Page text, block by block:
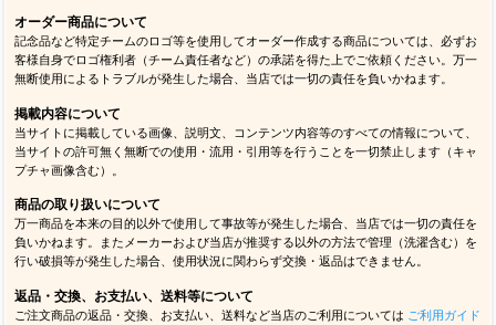
オーダー商品について
記念品など特定チームのロゴ等を使用してオーダー作成する商品については、必ずお
客様自身でロゴ権利者（チーム責任者など）の承諾を得た上でご依頼ください。万一
無断使用によるトラブルが発生した場合、当店では一切の責任を負いかねます。
掲載内容について
当サイトに掲載している画像、説明文、コンテンツ内容等のすべての情報について、
当サイトの許可無く無断での使用・流用・引用等を行うことを一切禁止します（キャ
プチャ画像含む）。
商品の取り扱いについて
万一商品を本来の目的以外で使用して事故等が発生した場合、当店では一切の責任を
負いかねます。またメーカーおよび当店が推奨する以外の方法で管理（洗濯含む）を
行い破損等が発生した場合、使用状況に関わらず交換・返品はできません。
返品・交換、お支払い、送料等について
ご注文商品の返品・交換、お支払い、送料など当店のご利用については ご利用ガイド